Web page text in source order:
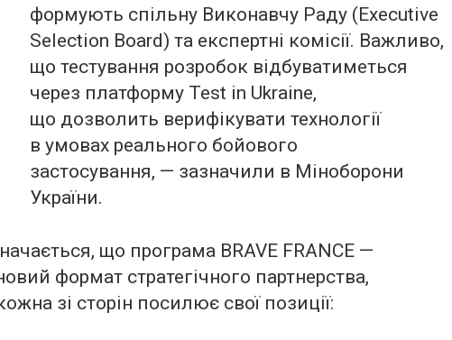
формують спільну Виконавчу Раду (Executive
Selection Board) та експертні комісії. Важливо,
що тестування розробок відбуватиметься
через платформу Test in Ukraine,
що дозволить верифікувати технології
в умовах реального бойового
застосування, — зазначили в Міноборони
України.
що програма BRAVE FRANCE —
формат стратегічного партнерства,
зі сторін посилює свої позиції: